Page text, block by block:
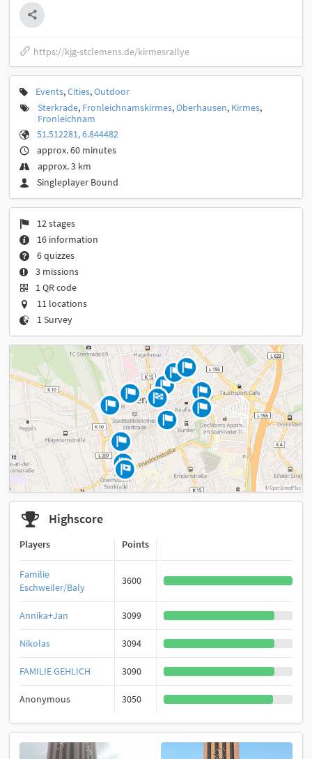
https://kjg-stclemens.de/kirmesrallye
Events,Cities,Outdoor
Sterkrade, Fronleichnamskirmes,Oberhausen, Kirmes,
Fronleichnam
51.512281, 6.844482
approx. 60 minutes
approx. 3 km
Singleplayer Bound
12 stages
16 information
6 quizzes
3 missions
1 QR code
11 locations
1 Survey
Highscore
Players Points
Familie
Eschweiler/Baly
3600
Annika+Jan 3099
Nikolas 3094
FAMILIE GEHLICH 3090
Anonymous 3050